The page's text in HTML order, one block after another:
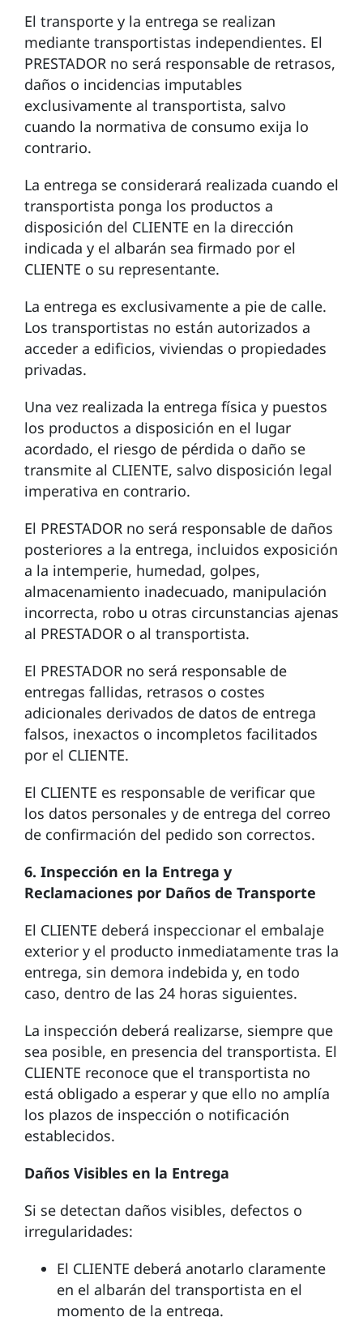
El transporte y la entrega se realizan
mediante transportistas independientes. El
PRESTADOR no será responsable de retrasos,
daños o incidencias imputables
exclusivamente al transportista, salvo
cuando la normativa de consumo exija lo
contrario.
La entrega se considerará realizada cuando el
transportista ponga los productos a
disposición del CLIENTE en la dirección
indicada y el albarán sea firmado por el
CLIENTE o su representante.
La entrega es exclusivamente a pie de calle.
Los transportistas no están autorizados a
acceder a edificios, viviendas o propiedades
privadas.
Una vez realizada la entrega física y puestos
los productos a disposición en el lugar
acordado, el riesgo de pérdida o daño se
transmite al CLIENTE, salvo disposición legal
imperativa en contrario.
El PRESTADOR no será responsable de daños
posteriores a la entrega, incluidos exposición
a la intemperie, humedad, golpes,
almacenamiento inadecuado, manipulación
incorrecta, robo u otras circunstancias ajenas
al PRESTADOR o al transportista.
El PRESTADOR no será responsable de
entregas fallidas, retrasos o costes
adicionales derivados de datos de entrega
falsos, inexactos o incompletos facilitados
por el CLIENTE.
El CLIENTE es responsable de verificar que
los datos personales y de entrega del correo
de confirmación del pedido son correctos.
6. Inspección en la Entrega y
Reclamaciones por Daños de Transporte
El CLIENTE deberá inspeccionar el embalaje
exterior y el producto inmediatamente tras la
entrega, sin demora indebida y, en todo
caso, dentro de las 24 horas siguientes.
La inspección deberá realizarse, siempre que
sea posible, en presencia del transportista. El
CLIENTE reconoce que el transportista no
está obligado a esperar y que ello no amplía
los plazos de inspección o notificación
establecidos.
Daños Visibles en la Entrega
Si se detectan daños visibles, defectos o
irregularidades:
El CLIENTE deberá anotarlo claramente
en el albarán del transportista en el
momento de la entrega.